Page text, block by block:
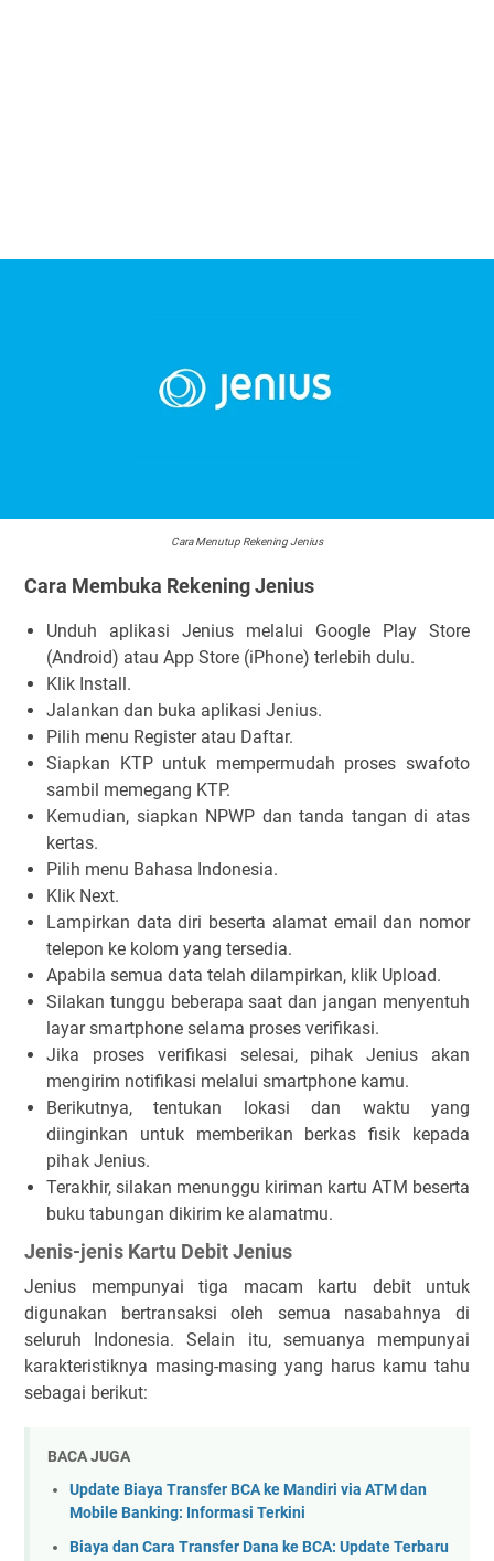
Cara Menutup Rekening Jenius
Cara Membuka Rekening Jenius
Unduh aplikasi Jenius melalui Google Play Store
(Android) atau App Store (iPhone) terlebih dulu.
Klik Install .
Jalankan dan buka aplikasi Jenius.
Pilih menu Registeratau Daftar.
Siapkan KTP untuk mempermudah proses swafoto
sambil memegang KTP.
Kemudian, siapkan NPWP dan tanda tangan di atas
kertas.
Pilih menu Bahasa Indonesia.
Klik Next.
Lampirkan data diri beserta alamat email dan nomor
telepon ke kolom yang tersedia.
Apabila semua data telah dilampirkan, klik Upload.
Silakan tunggu beberapa saat dan jangan menyentuh
layar smartphone selama proses verifikasi.
Jika proses verifikasi selesai, pihak Jenius akan
mengirim notifikasi melalui smartphone kamu.
Berikutnya, tentukan lokasi dan waktu yang
diinginkan untuk memberikan berkas fisik kepada
pihak Jenius.
Terakhir, silakan menunggu kiriman kartu ATM beserta
buku tabungan dikirim ke alamatmu.
Jenis-jenis Kartu Debit Jenius
Jenius mempunyai tiga macam kartu debit untuk
digunakan bertransaksi oleh semua nasabahnya di
seluruh Indonesia. Selain itu, semuanya mempunyai
karakteristiknya masing-masing yang harus kamu tahu
sebagai berikut:
BACA JUGA
Update Biaya Transfer BCA ke Mandiri via ATM dan
Mobile Banking: Informasi Terkini
Biaya dan Cara Transfer Dana ke BCA: Update Terbaru